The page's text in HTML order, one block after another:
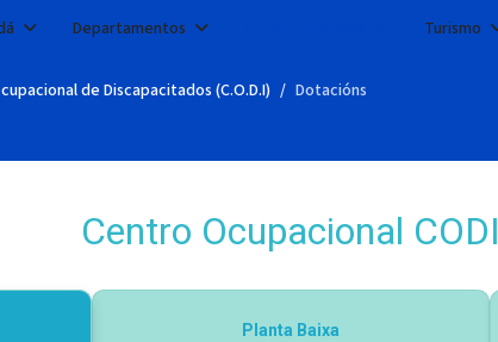
Departamentos Turismo
de Discapacitados (C.O.D.I) Dotacións
Centro Ocupacional CODI
Planta Baixa